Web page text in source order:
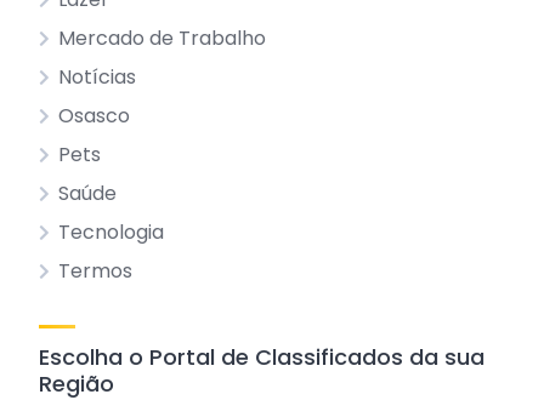
Mercado de Trabalho
Notícias
Osasco
Pets
Saúde
Tecnologia
Termos
Escolha o Portal de Classificados da sua
Região